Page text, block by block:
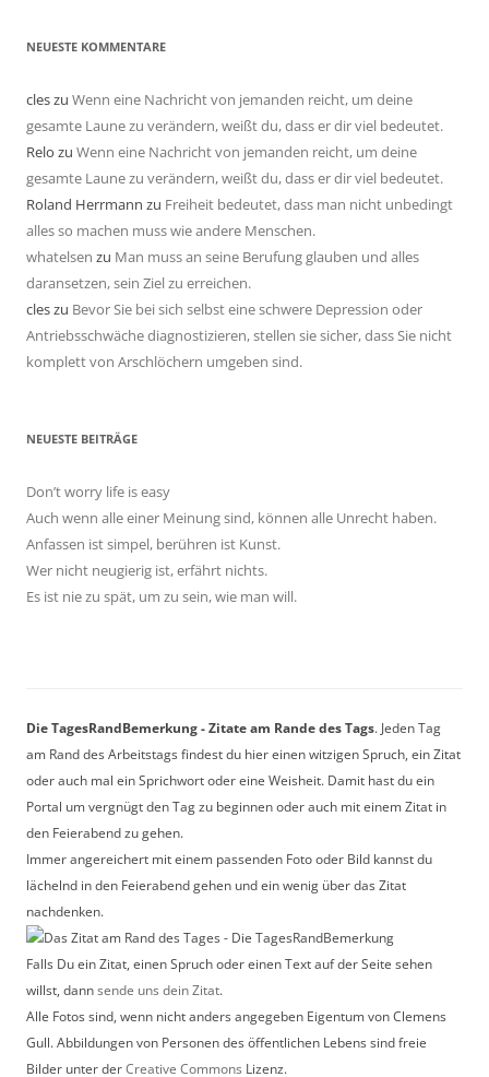
NEUESTE KOMMENTARE
cleszu Wenn eine Nachricht von jemanden reicht, um deine
gesamte Laune zu verändern, weißt du, dass er dir viel bedeutet.
Relo zu Wenn eine Nachricht von jemanden reicht, um deine
gesamte Laune zu verändern, weißt du, dass er dir viel bedeutet.
Roland Herrmann zu Freiheit bedeutet, dass man nicht unbedingt
alles so machen muss wie andere Menschen.
whatelsen zu Man muss an seine Berufung glauben und alles
daransetzen, sein Ziel zu erreichen.
cleszu Bevor Sie bei sich selbst eine schwere Depression oder
Antriebsschwäche diagnostizieren, stellen sie sicher, dass Sie nicht
komplett von Arschlöchern umgeben sind.
NEUESTE BEITRÄGE
Don’t worry life is easy
Auch wenn alle einer Meinung sind, können alle Unrecht haben.
Anfassen ist simpel, berühren ist Kunst.
Wer nicht neugierig ist, erfährt nichts.
Es ist nie zu spät, um zu sein, wie man will.
Die TagesRandBemerkung - Zitate am Rande des Tags. Jeden Tag
am Rand des Arbeitstags findest du hier einen witzigen Spruch, ein Zitat
oder auch mal ein Sprichwort oder eine Weisheit. Damit hast du ein
Portal um vergnügt den Tag zu beginnen oder auch mit einem Zitat in
den Feierabend zu gehen.
Immer angereichert mit einem passenden Foto oder Bild kannst du
lächelnd in den Feierabend gehen und ein wenig über das Zitat
nachdenken.
Falls Du ein Zitat, einen Spruch oder einen Text auf der Seite sehen
willst, dannsende uns dein Zitat.
Alle Fotos sind, wenn nicht anders angegeben Eigentum von Clemens
Gull. Abbildungen von Personen des öffentlichen Lebens sind freie
Bilder unter derCreative Commons Lizenz.